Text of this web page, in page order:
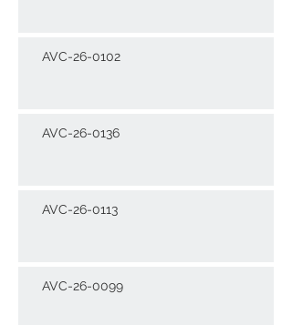
AVC-26-0102
AVC-26-0136
AVC-26-0113
AVC-26-0099